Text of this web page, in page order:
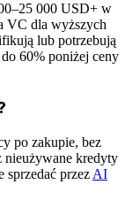
000 USD+ w
VC dla wyższych
lub potrzebują
60% poniżej ceny
po zakupie, bez
nieużywane kredyty
sprzedać przez AI